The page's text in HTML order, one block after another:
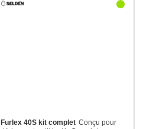
Furlex 40S kit complet Conçu pour